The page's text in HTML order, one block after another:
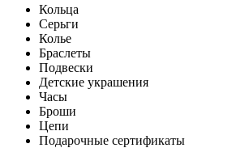
Кольца
Серьги
Колье
Браслеты
Подвески
Детские украшения
Часы
Броши
Цепи
Подарочные сертификаты